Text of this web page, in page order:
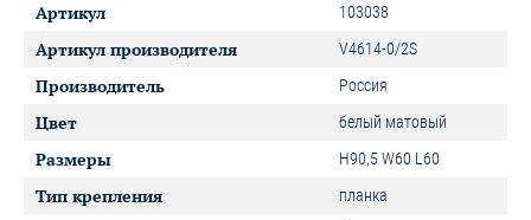
Артикул 103038
Артикул производителя V4614-0/2S
Производитель Россия
Цвет белый матовый
Размеры H90,5 W60 L60
Тип крепления планка